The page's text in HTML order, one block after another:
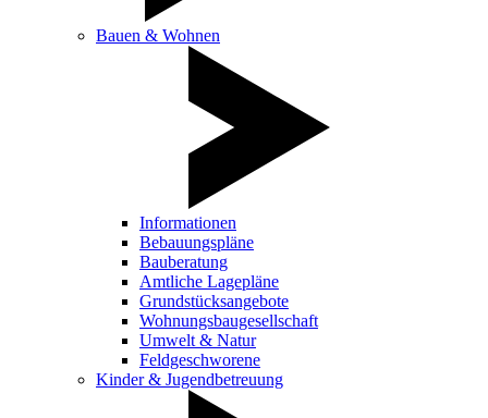
Bauen & Wohnen
Informationen
Bebauungspläne
Bauberatung
Amtliche Lagepläne
Grundstücksangebote
Wohnungsbaugesellschaft
Umwelt & Natur
Feldgeschworene
Kinder & Jugendbetreuung